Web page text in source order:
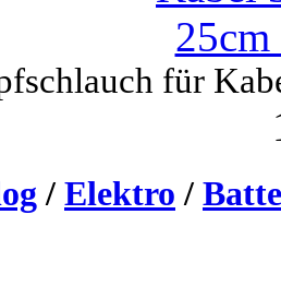
für
/ Elektro /